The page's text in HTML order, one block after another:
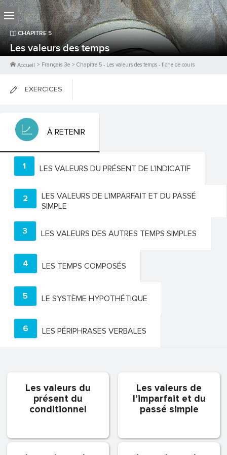
CHAPITRE5
Les valeurs des temps
Accueil > Français 3e > Chapitre 5 - Les valeurs des temps - fiche de cours
EXERCICES
FICHES DE COURS
À RETENIR
1 LES VALEURS DU PRÉSENT DE L’INDICATIF
2
LES VALEURS DE L’IMPARFAIT ET DU PASSÉ
SIMPLE
3 LES VALEURS DES AUTRES TEMPS SIMPLES
4 LES TEMPS COMPOSÉS
5 LE SYSTÈME HYPOTHÉTIQUE
6 LES PÉRIPHRASES VERBALES
Les valeurs du
présent du
conditionnel
Les valeurs de
l’imparfait et du
passé simple